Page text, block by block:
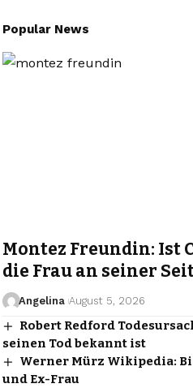
Popular News
Montez Freundin: Ist
die Frau an seiner
Angelina August 5, 2026
Robert Redford
seinen Tod bekannt ist
Werner Mürz Wikipedia:
und Ex-Frau